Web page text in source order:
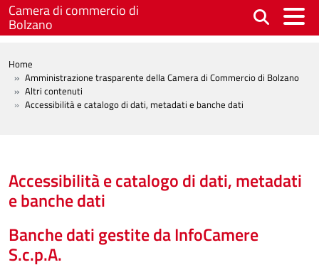
Salta al contenuto principale
Camera di commercio di
Bolzano
BREADCRUMB
Home
Amministrazione trasparente della Camera di Commercio di Bolzano
Altri contenuti
Accessibilità e catalogo di dati, metadati e banche dati
Accessibilità e catalogo di dati, metadati
e banche dati
Banche dati gestite da InfoCamere
S.c.p.A.